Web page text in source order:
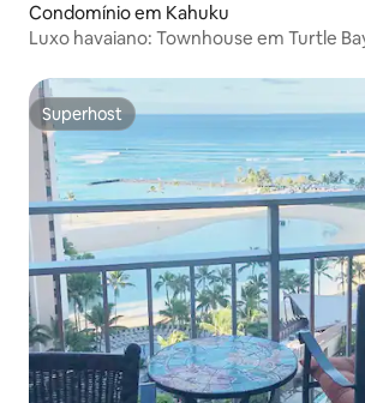
Condomínio em Kahuku
Luxo havaiano: Townhouse em Turtle
Superhost
Superhost